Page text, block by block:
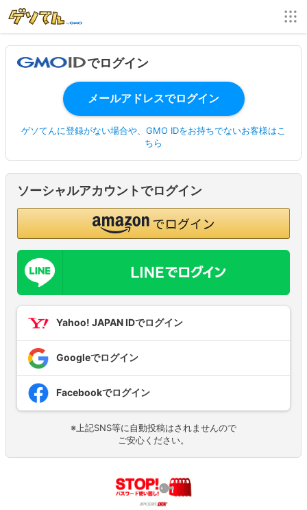
でログイン
ゲソてんに登録がない場合や、GMO IDをお持ちでないお客様はこ
ちら
ソーシャルアカウントでログイン
Yahoo! JAPAN IDでログイン
Googleでログイン
Facebookでログイン
※上記SNS等に自動投稿はされませんので
ご安心ください。